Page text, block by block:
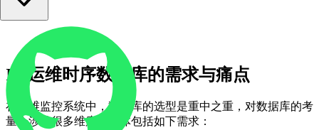
IT 运维时序数据库的需求与痛点
在运维监控系统中，数据库的选型是重中之重，对数据库的考
量会涉及很多维度，具体包括如下需求：